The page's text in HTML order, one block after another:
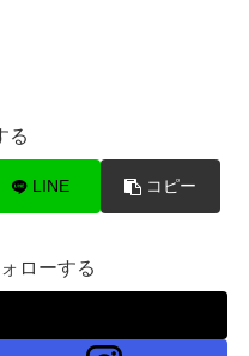
る
LINE コピー
ローする